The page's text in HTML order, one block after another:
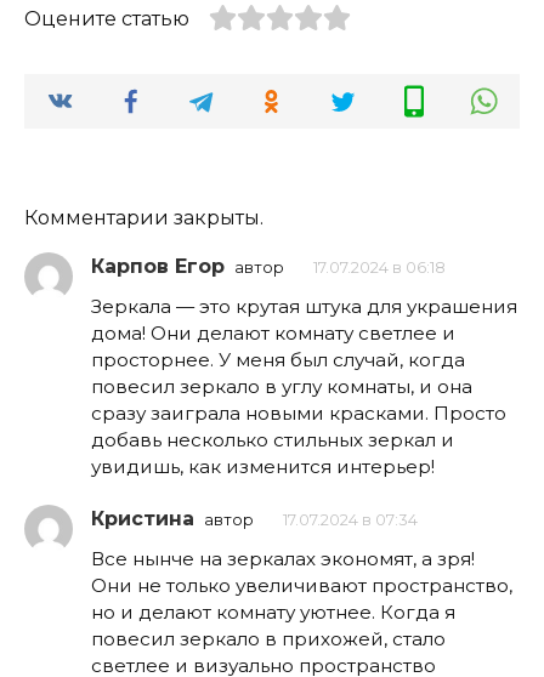
Оцените статью
Комментарии закрыты.
Карпов Егор автор 17.07.2024 в 06:18
Зеркала — это крутая штука для украшения
дома! Они делают комнату светлее и
просторнее. У меня был случай, когда
повесил зеркало в углу комнаты, и она
сразу заиграла новыми красками. Просто
добавь несколько стильных зеркал и
увидишь, как изменится интерьер!
Кристина автор 17.07.2024 в 07:34
Все нынче на зеркалах экономят, а зря!
Они не только увеличивают пространство,
но и делают комнату уютнее. Когда я
повесил зеркало в прихожей, стало
светлее и визуально пространство